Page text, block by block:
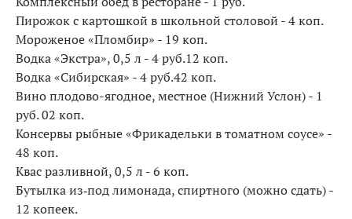
Пирожок с картошкой в школьной столовой - 4 коп.
Мороженое «Пломбир» - 19 коп.
Водка «Экстра», 0,5 л - 4 руб.12 коп.
Водка «Сибирская» - 4 руб.42 коп.
Вино плодово-ягодное, местное (Нижний Услон) - 1
руб. 02 коп.
Консервы рыбные «Фрикадельки в томатном соусе» -
48 коп.
Квас разливной, 0,5 л - 6 коп.
Бутылка из‑под лимонада, спиртного (можно сдать) -
12 копеек.